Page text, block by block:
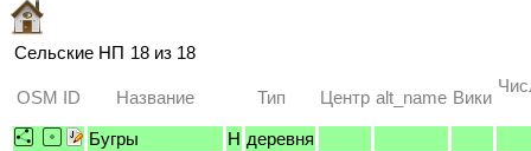
Сельские НП 18 из 18
OSM ID Название Тип Центр alt_name Вики
Бугры H деревня